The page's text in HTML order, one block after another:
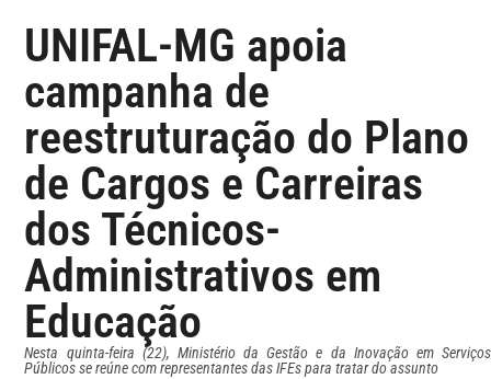
UNIFAL-MG apoia
campanha de
reestruturação do Plano
de Cargos e Carreiras
dos Técnicos-
Administrativos em
Educação
Nesta quinta-feira (22), Ministério da Gestão e da Inovação em Serviços
Públicos se reúne com representantes das IFEs para tratar do assunto